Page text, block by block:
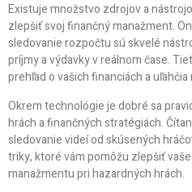
Existuje množstvo zdrojov a
zlepšiť svoj finančný manažment.
sledovanie rozpočtu sú skvelé
príjmy a výdavky v reálnom čase.
prehľad o vašich financiách a
Okrem technológie je dobré sa
hrách a finančných stratégiách.
sledovanie videí od skúsených
triky, ktoré vám pomôžu zlepšiť
manažmentu pri hazardných hrách.